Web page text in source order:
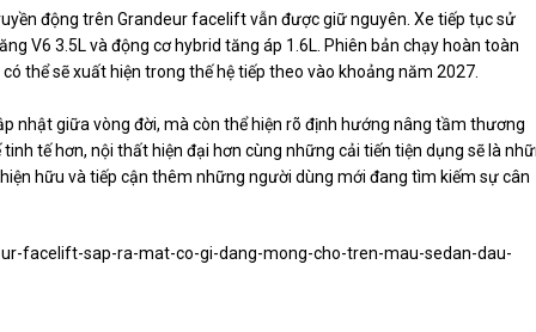
động trên Grandeur facelift vẫn được giữ nguyên. Xe tiếp tục sử
V6 3.5L và động cơ hybrid tăng áp 1.6L. Phiên bản chạy hoàn toàn
thể sẽ xuất hiện trong thế hệ tiếp theo vào khoảng năm 2027.
nhật giữa vòng đời, mà còn thể hiện rõ định hướng nâng tầm thương
tế hơn, nội thất hiện đại hơn cùng những cải tiến tiện dụng sẽ là
hữu và tiếp cận thêm những người dùng mới đang tìm kiếm sự cân
facelift-sap-ra-mat-co-gi-dang-mong-cho-tren-mau-sedan-dau-